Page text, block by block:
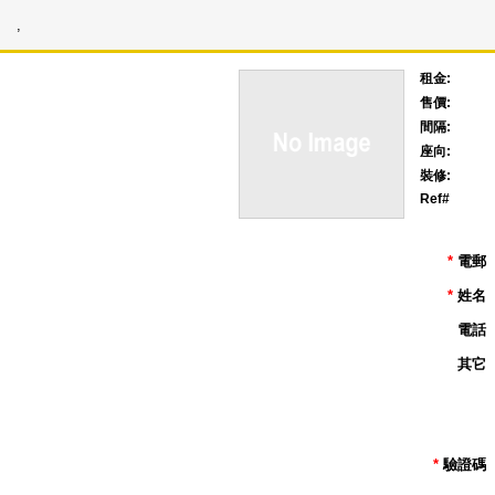
,
租金:
售價:
間隔:
座向:
裝修:
Ref#
* 電郵
* 姓名
電話
其它
* 驗證碼